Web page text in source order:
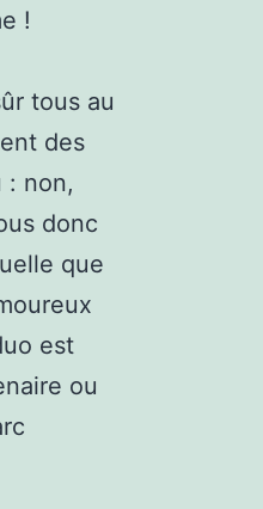
!
tous au
des
: non,
donc
que
est
ou